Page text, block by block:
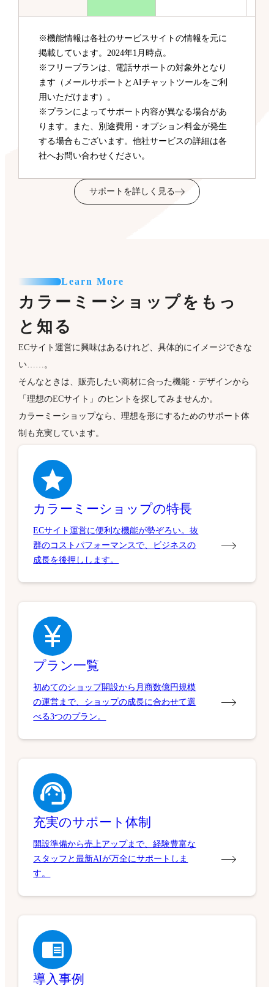
※機能情報は各社のサービスサイトの情報を元に
掲載しています。2024年1月時点。
※フリープランは、電話サポートの対象外となり
ます（メールサポートとAIチャットツールをご利
用いただけます）。
※プランによってサポート内容が異なる場合があ
ります。また、別途費用・オプション料金が発生
する場合もございます。他社サービスの詳細は各
社へお問い合わせください。
サポートを詳しく見る
Learn More
カラーミーショップをもっ
と知る
ECサイト運営に興味はあるけれど、具体的にイメージできな
い……。
そんなときは、販売したい商材に合った機能・デザインから
「理想のECサイト」のヒントを探してみませんか。
カラーミーショップなら、理想を形にするためのサポート体
制も充実しています。
カラーミーショップの特長
ECサイト運営に便利な機能が勢ぞろい。抜
群のコストパフォーマンスで、ビジネスの
成長を後押しします。
プラン一覧
初めてのショップ開設から月商数億円規模
の運営まで、ショップの成長に合わせて選
べる3つのプラン。
充実のサポート体制
開設準備から売上アップまで、経験豊富な
スタッフと最新AIが万全にサポートしま
す。
導入事例